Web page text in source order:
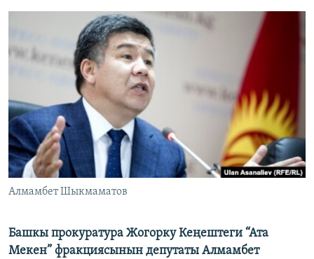
ЭЖЕ-СИҢДИЛЕР
ЫҢГАЙСЫЗ СУРООЛОР
ОНЛАЙН ШЕРИНЕ
ЭЕ/АРнун бардык сайттары
Алмамбет Шыкмаматов
Башкы прокуратура Жогорку Кеңештеги “Ата
Мекен” фракциясынын депутаты Алмамбет